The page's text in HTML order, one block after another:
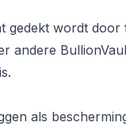
gedekt wordt
andere
als